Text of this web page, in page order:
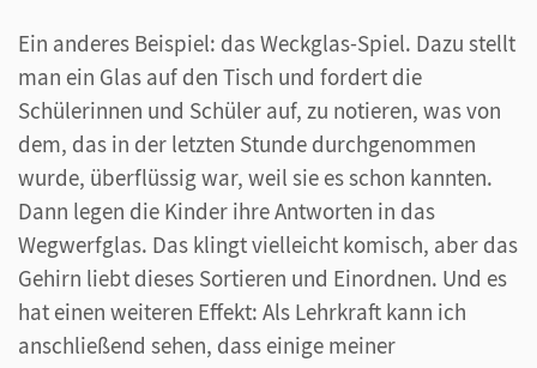
Ein anderes Beispiel: das Weckglas-Spiel. Dazu stellt
man ein Glas auf den Tisch und fordert die
Schülerinnen und Schüler auf, zu notieren, was von
dem, das in der letzten Stunde durchgenommen
wurde, überflüssig war, weil sie es schon kannten.
Dann legen die Kinder ihre Antworten in das
Wegwerfglas. Das klingt vielleicht komisch, aber das
Gehirn liebt dieses Sortieren und Einordnen. Und es
hat einen weiteren Effekt: Als Lehrkraft kann ich
anschließend sehen, dass einige meiner